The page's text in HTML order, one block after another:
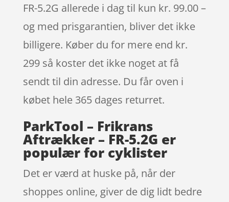
FR-5.2G allerede i dag til kun kr. 99.00 –
og med prisgarantien, bliver det ikke
billigere. Køber du for mere end kr.
299 så koster det ikke noget at få
sendt til din adresse. Du får oven i
købet hele 365 dages returret.
ParkTool – Frikrans
Aftrækker – FR-5.2G er
populær for cyklister
Det er værd at huske på, når der
shoppes online, giver de dig lidt bedre